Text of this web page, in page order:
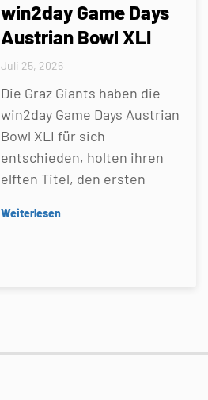
win2day Game Days
Austrian Bowl XLI
Juli 25, 2026
Die Graz Giants haben die
win2day Game Days Austrian
Bowl XLI für sich
entschieden, holten ihren
elften Titel, den ersten
Weiterlesen